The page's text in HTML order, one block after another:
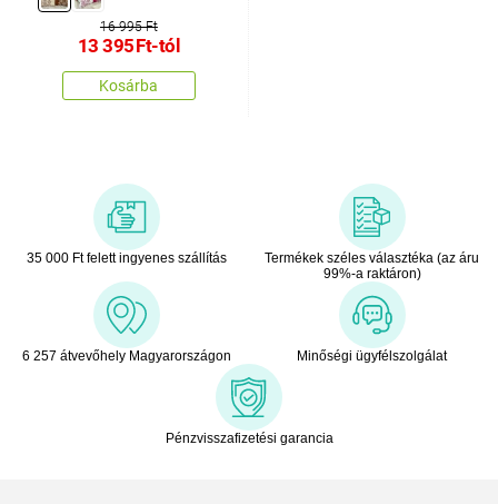
16 995 Ft
13 395Ft-tól
Kosárba
35 000 Ft felett ingyenes szállítás
Termékek széles választéka (az áru
99%-a raktáron)
6 257 átvevőhely Magyarországon Minőségi ügyfélszolgálat
Pénzvisszafizetési garancia